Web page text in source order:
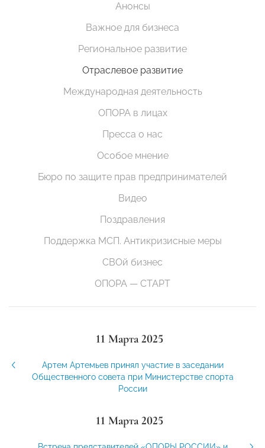
Анонсы
Важное для бизнеса
Региональное развитие
Отраслевое развитие
Международная деятельность
ОПОРА в лицах
Пресса о нас
Особое мнение
Бюро по защите прав предпринимателей
Видео
Поздравления
Поддержка МСП. Антикризисные меры
СВОй бизнес
ОПОРА — СТАРТ
11 Марта 2025
Артем Артемьев принял участие в заседании
Общественного совета при Министерстве спорта
России
11 Марта 2025